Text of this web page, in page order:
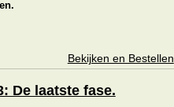
Bekijken en Bestellen
De laatste fase.